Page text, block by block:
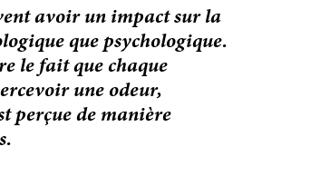
avoir un impact sur la
que psychologique.
le fait que chaque
une odeur,
perçue de manière